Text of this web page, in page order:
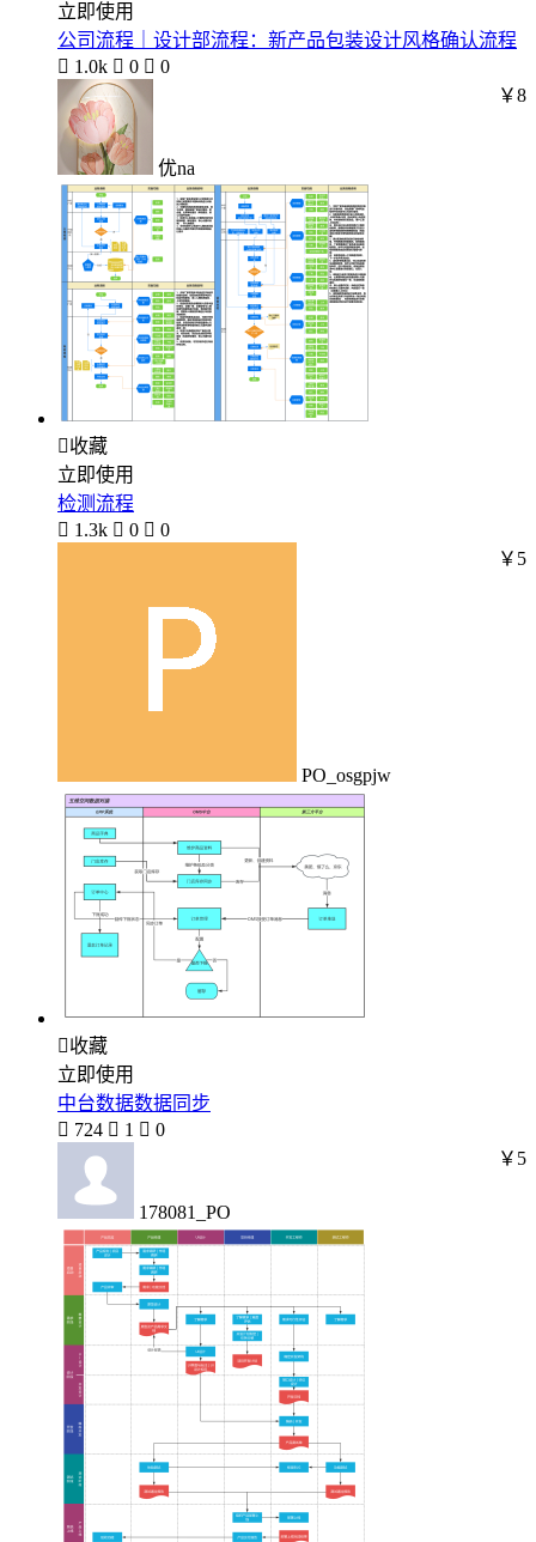
立即使用
公司流程｜设计部流程：新产品包装设计风格确认流程
 1.0k  0  0
优na
￥8
收藏
立即使用
检测流程
 1.3k  0  0
PO_osgpjw
￥5
收藏
立即使用
中台数据数据同步
 724  1  0
178081_PO
￥5